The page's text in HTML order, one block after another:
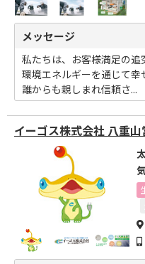
メッセージ
私たちは、お客様満足の追
環境エネルギーを通じて
誰からも親しまれ信頼さ...
イーゴス株式会社 八重